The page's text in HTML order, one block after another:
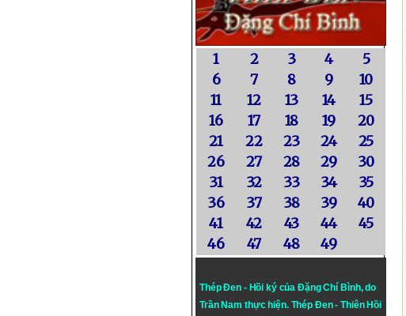
1 2 3 4
5
6
7 8 9
10
11
12 13 14
15
16
17 18 19
20
21
22 23 24
25
26
27 28 29
30
31
32 33 34
35
36
37 38 39
40
41
42 43 44
45
46
47 48 49
Thép Đen - Hồi ký của Đặng Chí Bình, do
Trần Nam thực hiện. Thép Đen- Thiên Hồi